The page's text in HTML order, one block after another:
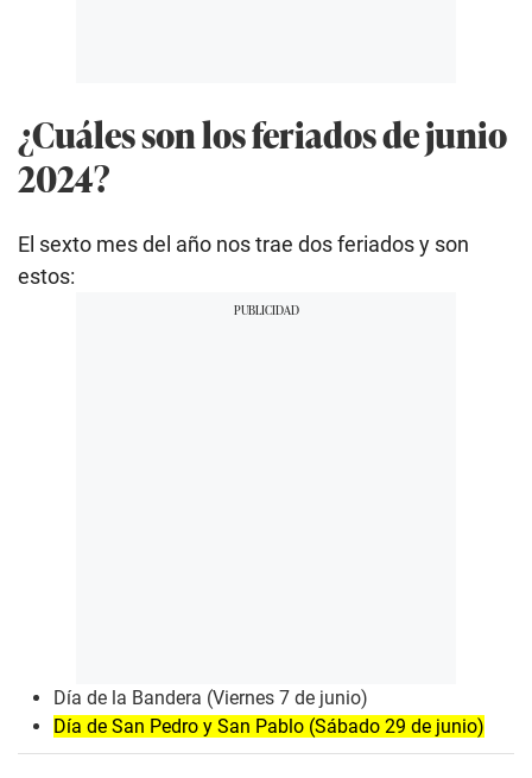
¿Cuáles son los feriados de junio
2024?
El sexto mes del año nos trae dos feriados y son
estos:
Día de la Bandera (Viernes 7 de junio)
Día de San Pedro y San Pablo (Sábado 29 de junio)